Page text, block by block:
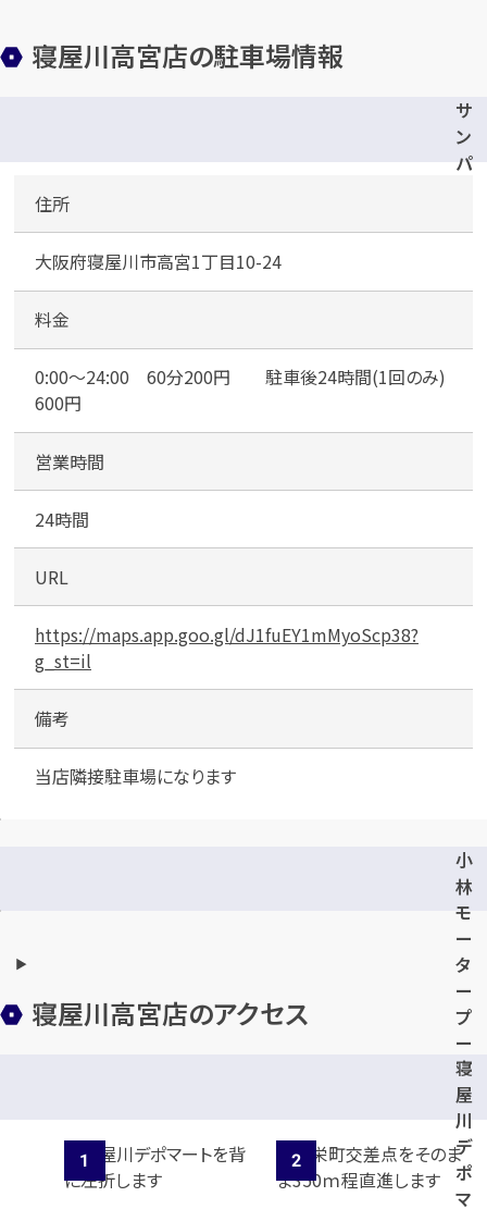
寝屋川高宮店の駐車場情報
サ
ン
パ
高
住所
大阪府寝屋川市高宮1丁目10-24
料金
0:00～24:00 60分200円 駐車後24時間(1回のみ)
600円
営業時間
24時間
URL
https://maps.app.goo.gl/dJ1fuEY1mMyoScp38?
g_st=il
備考
当店隣接駐車場になります
小
林
モ
ー
タ
ー
プ
ー
ル
寝屋川高宮店のアクセス
寝
屋
川
デ
ポ
マ